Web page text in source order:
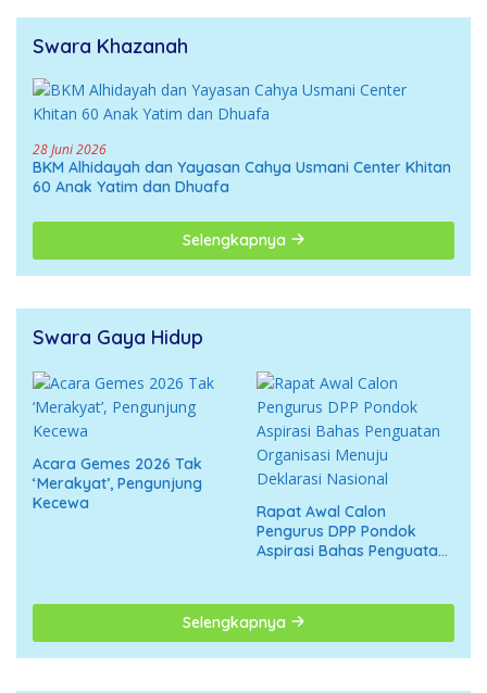
Swara Khazanah
28 Juni 2026
BKM Alhidayah dan Yayasan Cahya Usmani Center Khitan
60 Anak Yatim dan Dhuafa
Selengkapnya
Swara Gaya Hidup
Acara Gemes 2026 Tak
‘Merakyat’, Pengunjung
Kecewa
Rapat Awal Calon
Pengurus DPP Pondok
Aspirasi Bahas Penguatan
Selengkapnya